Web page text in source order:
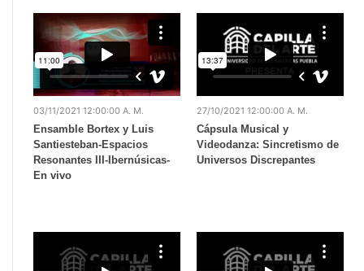
03/11/2021 12:00:00 A. M.
Ensamble Bortex y Luis
Santiesteban-Espacios
Resonantes III-Ibernúsicas-
En vivo
27/10/2021 12:00:00 A. M.
Cápsula Musical y
Videodanza: Sincretismo de
Universos Discrepantes